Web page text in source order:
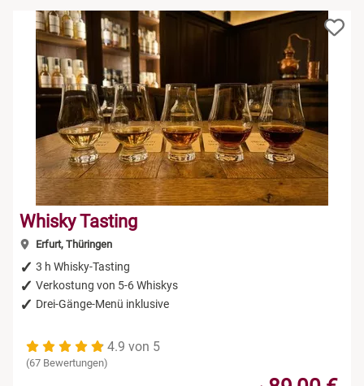
Whisky Tasting
Erfurt, Thüringen
3 h Whisky-Tasting
Verkostung von 5-6 Whiskys
Drei-Gänge-Menü inklusive
4.9 von 5
(67 Bewertungen)